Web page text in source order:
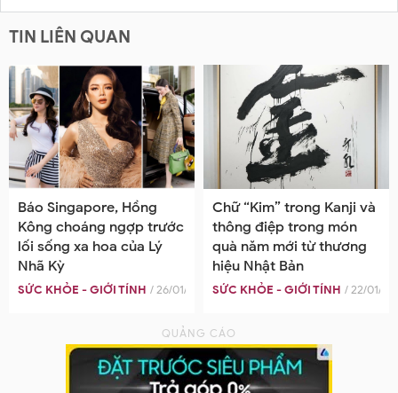
TIN LIÊN QUAN
Báo Singapore, Hồng
Kông choáng ngợp trước
lối sống xa hoa của Lý
Nhã Kỳ
SỨC KHỎE - GIỚI TÍNH / 26/01/2022
Chữ “Kim” trong Kanji và
thông điệp trong món
quà năm mới từ thương
hiệu Nhật Bản
SỨC KHỎE - GIỚI TÍNH / 22/01/